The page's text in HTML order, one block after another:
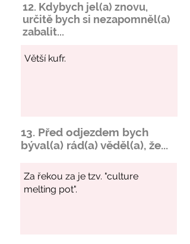
12. Kdybych jel(a) znovu,
určitě bych si nezapomněl(a)
zabalit...
13. Před odjezdem bych
býval(a) rád(a) věděl(a), že...